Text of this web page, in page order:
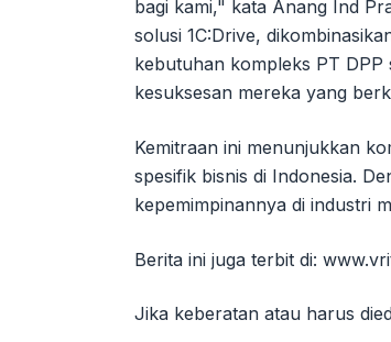
bagi kami," kata Anang Ind
solusi 1C:Drive,
kebutuhan kompleks PT
kesuksesan mereka yang
Kemitraan ini menunjukkan
spesifik bisnis di Indonesia.
kepemimpinannya di industri
Berita ini juga terbit di:
Jika keberatan atau harus